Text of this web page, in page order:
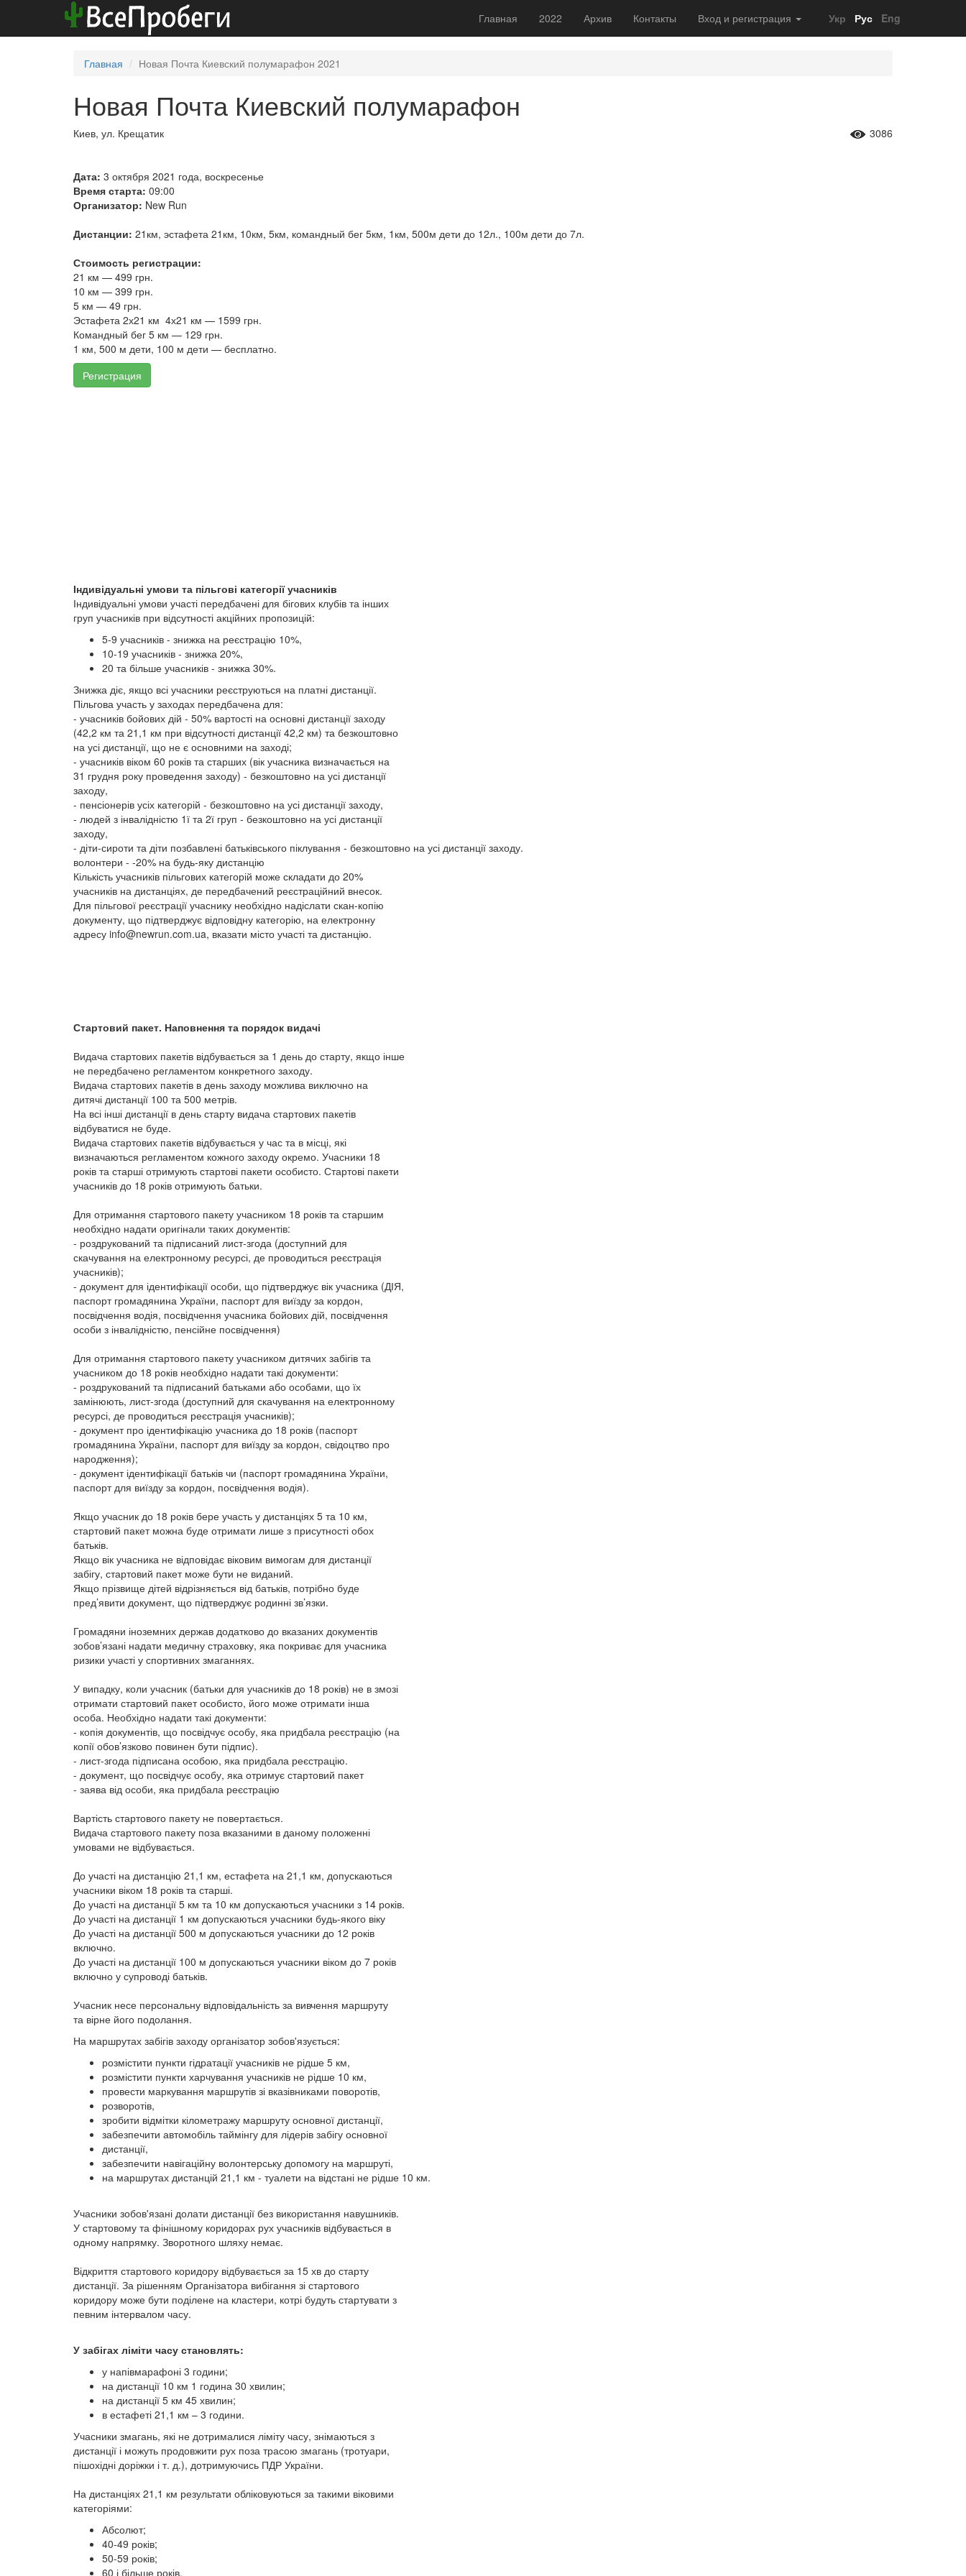
Главная 2022 Архив Контакты Вход и регистрация Укр Рус Eng
Главная Новая Почта Киевский полумарафон 2021
Новая Почта Киевский полумарафон
Киев, ул. Крещатик 3086
Дата: 3 октября 2021 года, воскресенье
Время старта: 09:00
Организатор: New Run
Дистанции: 21км, эстафета 21км, 10км, 5км, командный бег 5км, 1км, 500м дети до 12л., 100м дети до 7л.
Стоимость регистрации:
21 км — 499 грн.
10 км — 399 грн.
5 км — 49 грн.
Эстафета 2х21 км 4х21 км — 1599 грн.
Командный бег 5 км — 129 грн.
1 км, 500 м дети, 100 м дети — бесплатно.
Регистрация
Індивідуальні умови та пільгові категорії учасників
Індивідуальні умови участі передбачені для бігових клубів та інших
груп учасників при відсутності акційних пропозицій:
5-9 учасників - знижка на реєстрацію 10%,
10-19 учасників - знижка 20%,
20 та більше учасників - знижка 30%.
Знижка діє, якщо всі учасники реєструються на платні дистанції.
Пільгова участь у заходах передбачена для:
- учасників бойових дій - 50% вартості на основні дистанції заходу
(42,2 км та 21,1 км при відсутності дистанції 42,2 км) та безкоштовно
на усі дистанції, що не є основними на заході;
- учасників віком 60 років та старших (вік учасника визначається на
31 грудня року проведення заходу) - безкоштовно на усі дистанції
заходу,
- пенсіонерів усіх категорій - безкоштовно на усі дистанції заходу,
- людей з інвалідністю 1ї та 2ї груп - безкоштовно на усі дистанції
заходу,
- діти-сироти та діти позбавлені батьківського піклування - безкоштовно на усі дистанції заходу.
волонтери - -20% на будь-яку дистанцію
Кількість учасників пільгових категорій може складати до 20%
учасників на дистанціях, де передбачений реєстраційний внесок.
Для пільгової реєстрації учаснику необхідно надіслати скан-копію
документу, що підтверджує відповідну категорію, на електронну
адресу info@newrun.com.ua, вказати місто участі та дистанцію.
Стартовий пакет. Наповнення та порядок видачі
Видача стартових пакетів відбувається за 1 день до старту, якщо інше
не передбачено регламентом конкретного заходу.
Видача стартових пакетів в день заходу можлива виключно на
дитячі дистанції 100 та 500 метрів.
На всі інші дистанції в день старту видача стартових пакетів
відбуватися не буде.
Видача стартових пакетів відбувається у час та в місці, які
визначаються регламентом кожного заходу окремо. Учасники 18
років та старші отримують стартові пакети особисто. Стартові пакети
учасників до 18 років отримують батьки.
Для отримання стартового пакету учасником 18 років та старшим
необхідно надати оригінали таких документів:
- роздрукований та підписаний лист-згода (доступний для
скачування на електронному ресурсі, де проводиться реєстрація
учасників);
- документ для ідентифікації особи, що підтверджує вік учасника (ДІЯ,
паспорт громадянина України, паспорт для виїзду за кордон,
посвідчення водія, посвідчення учасника бойових дій, посвідчення
особи з інвалідністю, пенсійне посвідчення)
Для отримання стартового пакету учасником дитячих забігів та
учасником до 18 років необхідно надати такі документи:
- роздрукований та підписаний батьками або особами, що їх
замінюють, лист-згода (доступний для скачування на електронному
ресурсі, де проводиться реєстрація учасників);
- документ про ідентифікацію учасника до 18 років (паспорт
громадянина України, паспорт для виїзду за кордон, свідоцтво про
народження);
- документ ідентифікації батьків чи (паспорт громадянина України,
паспорт для виїзду за кордон, посвідчення водія).
Якщо учасник до 18 років бере участь у дистанціях 5 та 10 км,
стартовий пакет можна буде отримати лише з присутності обох
батьків.
Якщо вік учасника не відповідає віковим вимогам для дистанції
забігу, стартовий пакет може бути не виданий.
Якщо прізвище дітей відрізняється від батьків, потрібно буде
пред’явити документ, що підтверджує родинні зв’язки.
Громадяни іноземних держав додатково до вказаних документів
зобов’язані надати медичну страховку, яка покриває для учасника
ризики участі у спортивних змаганнях.
У випадку, коли учасник (батьки для учасників до 18 років) не в змозі
отримати стартовий пакет особисто, його може отримати інша
особа. Необхідно надати такі документи:
- копія документів, що посвідчує особу, яка придбала реєстрацію (на
копії обов’язково повинен бути підпис).
- лист-згода підписана особою, яка придбала реєстрацію.
- документ, що посвідчує особу, яка отримує стартовий пакет
- заява від особи, яка придбала реєстрацію
Вартість стартового пакету не повертається.
Видача стартового пакету поза вказаними в даному положенні
умовами не відбувається.
До участі на дистанцію 21,1 км, естафета на 21,1 км, допускаються
учасники віком 18 років та старші.
До участі на дистанції 5 км та 10 км допускаються учасники з 14 років.
До участі на дистанції 1 км допускаються учасники будь-якого віку
До участі на дистанції 500 м допускаються учасники до 12 років
включно.
До участі на дистанції 100 м допускаються учасники віком до 7 років
включно у супроводі батьків.
Учасник несе персональну відповідальність за вивчення маршруту
та вірне його подолання.
На маршрутах забігів заходу організатор зобов'язується:
розмістити пункти гідратації учасників не рідше 5 км,
розмістити пункти харчування учасників не рідше 10 км,
провести маркування маршрутів зі вказівниками поворотів,
розворотів,
зробити відмітки кілометражу маршруту основної дистанції,
забезпечити автомобіль таймінгу для лідерів забігу основної
дистанції,
забезпечити навігаційну волонтерську допомогу на маршруті,
на маршрутах дистанцій 21,1 км - туалети на відстані не рідше 10 км.
Учасники зобов'язані долати дистанції без використання навушників.
У стартовому та фінішному коридорах рух учасників відбувається в
одному напрямку. Зворотного шляху немає.
Відкриття стартового коридору відбувається за 15 хв до старту
дистанції. За рішенням Організатора вибігання зі стартового
коридору може бути поділене на кластери, котрі будуть стартувати з
певним інтервалом часу.
У забігах ліміти часу становлять:
у напівмарафоні 3 години;
на дистанції 10 км 1 година 30 хвилин;
на дистанції 5 км 45 хвилин;
в естафеті 21,1 км – 3 години.
Учасники змагань, які не дотрималися ліміту часу, знімаються з
дистанції і можуть продовжити рух поза трасою змагань (тротуари,
пішохідні доріжки і т. д.), дотримуючись ПДР України.
На дистанціях 21,1 км результати обліковуються за такими віковими
категоріями:
Абсолют;
40-49 років;
50-59 років;
60 і більше років.